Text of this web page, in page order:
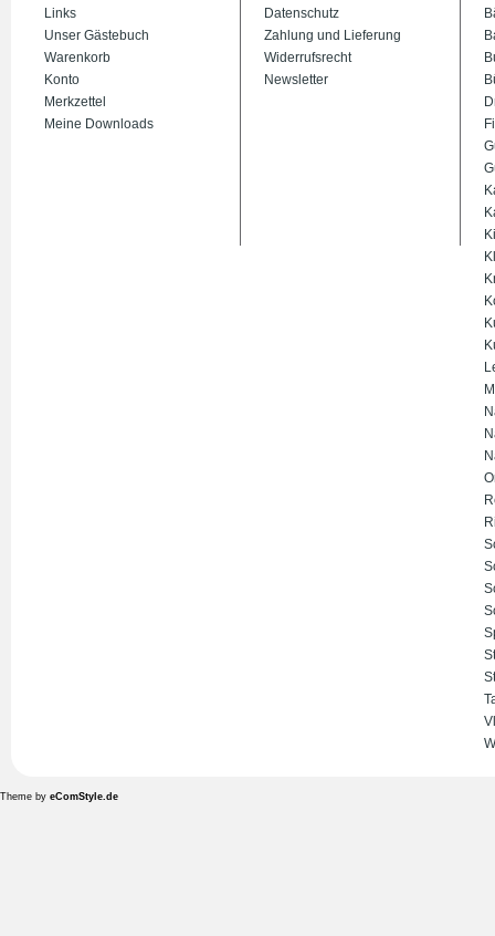
Links
Unser Gästebuch
Warenkorb
Konto
Merkzettel
Meine Downloads
Datenschutz
Zahlung und Lieferung
Widerrufsrecht
Newsletter
Theme by eComStyle.de